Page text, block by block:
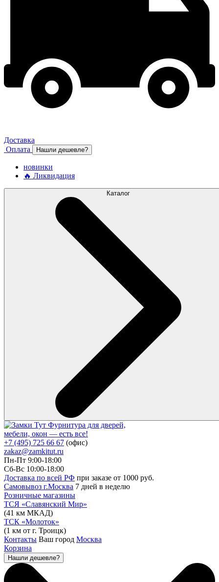
Доставка
Оплата
Нашли дешевле?
новинки
🔥 Ликвидация
Каталог
Фурнитура для дверей,
мебели, окон — есть все!
+7 (495) 725 66 67 (офис)
zakaz@zamkitut.ru
Пн-Пт 9:00-18:00
Сб-Вс 10:00-18:00
Доставка по всей РФ при заказе от 1000 руб.
Самовывоз г.Москва 7 дней в неделю
Розничные магазины
ТСЯ «Славянский Мир»
(41 км МКАД)
ТСК «Молоток»
(1 км от г. Троицк)
Контакты Ваш город Москва
Корзина
Нашли дешевле?